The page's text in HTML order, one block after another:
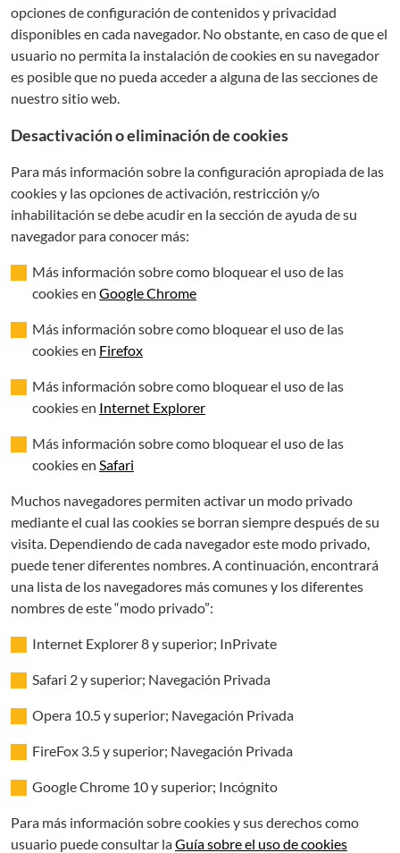
opciones de configuración de contenidos y privacidad
disponibles en cada navegador. No obstante, en caso de que el
usuario no permita la instalación de cookies en su navegador
es posible que no pueda acceder a alguna de las secciones de
nuestro sitio web.
Desactivación o eliminación de cookies
Para más información sobre la configuración apropiada de las
cookies y las opciones de activación, restricción y/o
inhabilitación se debe acudir en la sección de ayuda de su
navegador para conocer más:
Más información sobre como bloquear el uso de las
cookies en Google Chrome
Más información sobre como bloquear el uso de las
cookies en Firefox
Más información sobre como bloquear el uso de las
cookies en Internet Explorer
Más información sobre como bloquear el uso de las
cookies en Safari
Muchos navegadores permiten activar un modo privado
mediante el cual las cookies se borran siempre después de su
visita. Dependiendo de cada navegador este modo privado,
puede tener diferentes nombres. A continuación, encontrará
una lista de los navegadores más comunes y los diferentes
nombres de este “modo privado”:
Internet Explorer 8 y superior; InPrivate
Safari 2 y superior; Navegación Privada
Opera 10.5 y superior; Navegación Privada
FireFox 3.5 y superior; Navegación Privada
Google Chrome 10 y superior; Incógnito
Para más información sobre cookies y sus derechos como
usuario puede consultar laGuía sobre el uso de cookies